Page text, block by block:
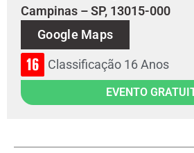
Campinas – SP, 13015-000
Google Maps
Classificação 16 Anos
EVENTO